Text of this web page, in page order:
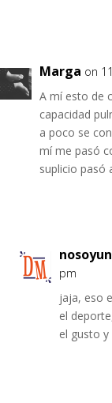
Marga on
A mí esto de
capacidad
a poco se
mí me pasó
suplicio pasó
pm
jaja, eso
el
el gusto